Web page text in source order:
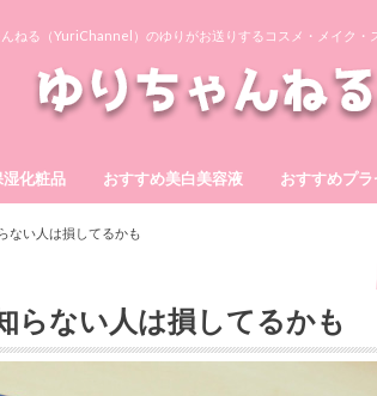
ねる（YuriChannel）のゆりがお送りするコスメ・メイク・
化粧品 おすすめ美白美容液 おすすめプ
ない人は損してるかも
らない人は損してるかも